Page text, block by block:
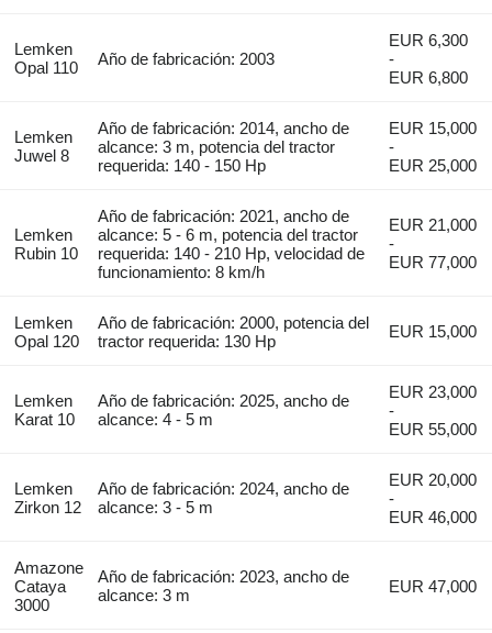
Lemken
Opal 110
Año de fabricación: 2003
EUR 6,300
-
EUR 6,800
Lemken
Juwel 8
Año de fabricación: 2014, ancho de
alcance: 3 m, potencia del tractor
requerida: 140 - 150 Hp
EUR 15,000
-
EUR 25,000
Lemken
Rubin 10
Año de fabricación: 2021, ancho de
alcance: 5 - 6 m, potencia del tractor
requerida: 140 - 210 Hp, velocidad de
funcionamiento: 8 km/h
EUR 21,000
-
EUR 77,000
Lemken
Opal 120
Año de fabricación: 2000, potencia del
tractor requerida: 130 Hp
EUR 15,000
Lemken
Karat 10
Año de fabricación: 2025, ancho de
alcance: 4 - 5 m
EUR 23,000
-
EUR 55,000
Lemken
Zirkon 12
Año de fabricación: 2024, ancho de
alcance: 3 - 5 m
EUR 20,000
-
EUR 46,000
Amazone
Cataya
3000
Año de fabricación: 2023, ancho de
alcance: 3 m
EUR 47,000